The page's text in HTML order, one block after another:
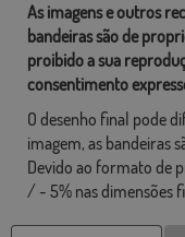
As imagens e outros
bandeiras são de
proibido a sua
consentimento
O desenho final pode
imagem, as bandeiras
Devido ao formato de
/ - 5% nas dimensões